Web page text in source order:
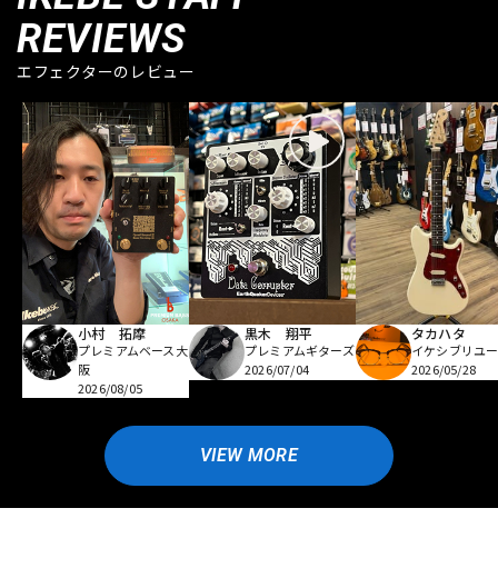
REVIEWS
エフェクターのレビュー
小村 拓摩
プレミアムベース大
阪
2026/08/05
黒木 翔平
プレミアムギターズ
2026/07/04
タカハタ
イケシブリユ
2026/05/28
VIEW MORE